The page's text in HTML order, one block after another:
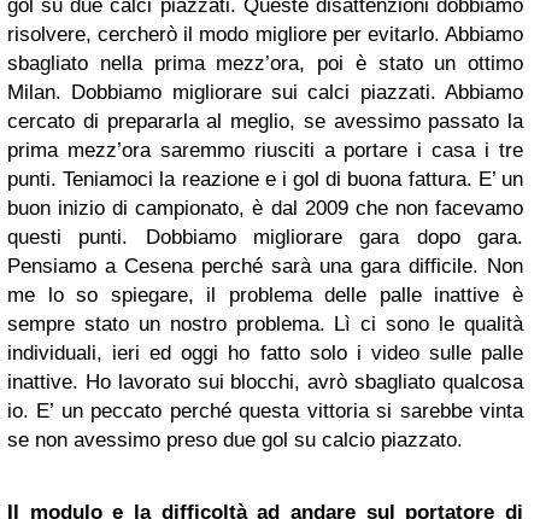
gol su due calci piazzati. Queste disattenzioni dobbiamo
risolvere, cercherò il modo migliore per evitarlo. Abbiamo
sbagliato nella prima mezz’ora, poi è stato un ottimo
Milan. Dobbiamo migliorare sui calci piazzati. Abbiamo
cercato di prepararla al meglio, se avessimo passato la
prima mezz’ora saremmo riusciti a portare i casa i tre
punti. Teniamoci la reazione e i gol di buona fattura. E’ un
buon inizio di campionato, è dal 2009 che non facevamo
questi punti. Dobbiamo migliorare gara dopo gara.
Pensiamo a Cesena perché sarà una gara difficile. Non
me lo so spiegare, il problema delle palle inattive è
sempre stato un nostro problema. Lì ci sono le qualità
individuali, ieri ed oggi ho fatto solo i video sulle palle
inattive. Ho lavorato sui blocchi, avrò sbagliato qualcosa
io. E’ un peccato perché questa vittoria si sarebbe vinta
se non avessimo preso due gol su calcio piazzato.
Il modulo e la difficoltà ad andare sul portatore di